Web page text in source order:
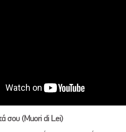
σου (Muori di Lei)